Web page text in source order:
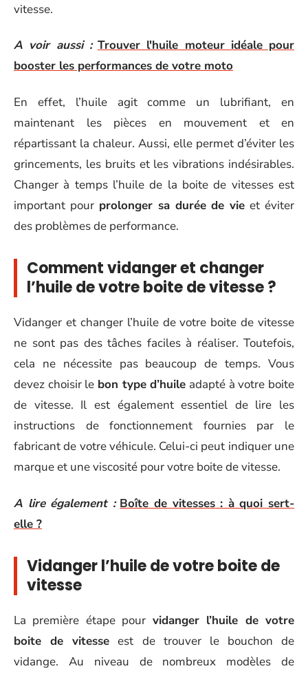
vitesse.
A voir aussi : Trouver l'huile moteur idéale pour
booster les performances de votre moto
En effet, l’huile agit comme un lubrifiant, en
maintenant les pièces en mouvement et en
répartissant la chaleur. Aussi, elle permet d’éviter les
grincements, les bruits et les vibrations indésirables.
Changer à temps l’huile de la boite de vitesses est
important pour prolonger sa durée de vie et éviter
des problèmes de performance.
Comment vidanger et changer
l’huile de votre boite de vitesse ?
Vidanger et changer l’huile de votre boite de vitesse
ne sont pas des tâches faciles à réaliser. Toutefois,
cela ne nécessite pas beaucoup de temps. Vous
devez choisir le bon type d’huile adapté à votre boite
de vitesse. Il est également essentiel de lire les
instructions de fonctionnement fournies par le
fabricant de votre véhicule. Celui-ci peut indiquer une
marque et une viscosité pour votre boite de vitesse.
A lire également : Boîte de vitesses : à quoi sert-
elle ?
Vidanger l’huile de votre boite de
vitesse
La première étape pour vidanger l’huile de votre
boite de vitesse est de trouver le bouchon de
vidange. Au niveau de nombreux modèles de